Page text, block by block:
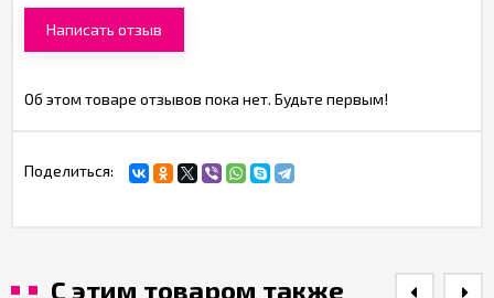
Написать отзыв
Об этом товаре отзывов пока нет. Будьте первым!
Поделиться:
С этим товаром также